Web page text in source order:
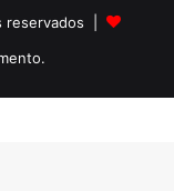
reservados |